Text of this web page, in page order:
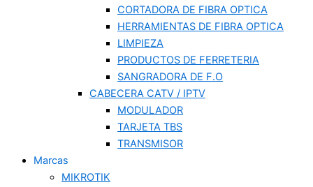
CORTADORA DE FIBRA OPTICA
HERRAMIENTAS DE FIBRA OPTICA
LIMPIEZA
PRODUCTOS DE FERRETERIA
SANGRADORA DE F.O
CABECERA CATV / IPTV
MODULADOR
TARJETA TBS
TRANSMISOR
Marcas
MIKROTIK